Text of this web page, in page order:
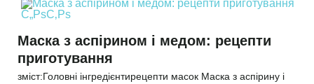
Маска з аспірином і медом: рецепти
приготування
зміст:Головні інгредієнтирецепти масок Маска з аспірину і